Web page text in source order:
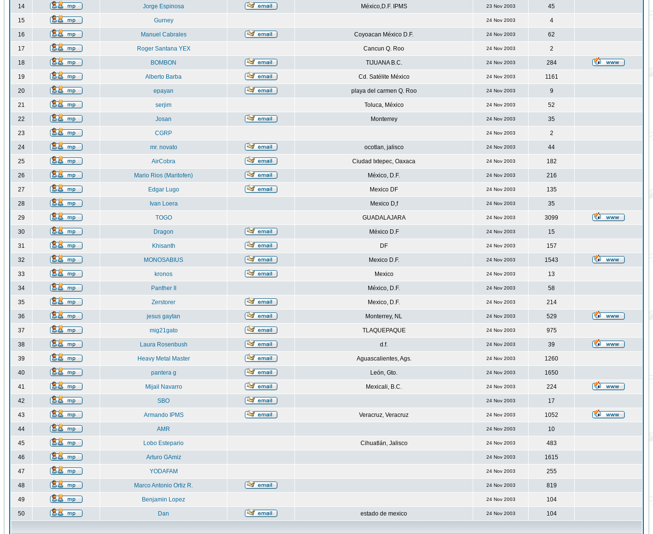
14 Jorge Espinosa México,D.F. IPMS 23 Nov 2003 45
15 Gurney 24 Nov 2003 4
16 Manuel Cabrales Coyoacan México D.F. 24 Nov 2003 62
17 Roger Santana YEX Cancun Q. Roo 24 Nov 2003 2
18 BOMBON TIJUANA B.C. 24 Nov 2003 284
19 Alberto Barba Cd. Satélite México 24 Nov 2003 1161
20 epayan playa del carmen Q. Roo 24 Nov 2003 9
21 serjim Toluca, México 24 Nov 2003 52
22 Josan Monterrey 24 Nov 2003 35
23 CGRP 24 Nov 2003 2
24 mr. novato ocotlan, jalisco 24 Nov 2003 44
25 AirCobra Ciudad Ixtepec, Oaxaca 24 Nov 2003 182
26 Mario Rios (Maritofen) México, D.F. 24 Nov 2003 216
27 Edgar Lugo Mexico DF 24 Nov 2003 135
28 Ivan Loera Mexico D,f 24 Nov 2003 35
29 TOGO GUADALAJARA 24 Nov 2003 3099
30 Dragon México D.F 24 Nov 2003 15
31 Khisanth DF 24 Nov 2003 157
32 MONOSABIUS Mexico D.F. 24 Nov 2003 1543
33 kronos Mexico 24 Nov 2003 13
34 Panther II México, D.F. 24 Nov 2003 58
35 Zerstorer Mexico, D.F. 24 Nov 2003 214
36 jesus gaytan Monterrey, NL 24 Nov 2003 529
37 mig21gato TLAQUEPAQUE 24 Nov 2003 975
38 Laura Rosenbush d.f. 24 Nov 2003 39
39 Heavy Metal Master Aguascalientes, Ags. 24 Nov 2003 1260
40 pantera g León, Gto. 24 Nov 2003 1650
41 Mijail Navarro Mexicali, B.C. 24 Nov 2003 224
42 SBO 24 Nov 2003 17
43 Armando IPMS Veracruz, Veracruz 24 Nov 2003 1052
44 AMR 24 Nov 2003 10
45 Lobo Estepario Cihuatlán, Jalisco 24 Nov 2003 483
46 Arturo GAmiz 24 Nov 2003 1615
47 YODAFAM 24 Nov 2003 255
48 Marco Antonio Ortiz R. 24 Nov 2003 819
49 Benjamin Lopez 24 Nov 2003 104
50 Dan estado de mexico 24 Nov 2003 104